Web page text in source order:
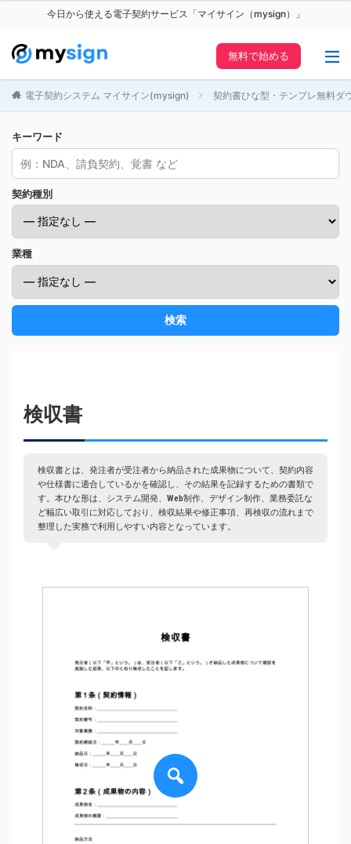
今日から使える電子契約サービス「マイサイン（mysign）」
無料で始める
電子契約システム マイサイン(mysign) 契約書ひな型・テンプレ無料ダ
キーワード
契約種別
業種
検索
検収書
検収書とは、発注者が受注者から納品された成果物について、契約内容
や仕様書に適合しているかを確認し、その結果を記録するための書類で
す。本ひな形は、システム開発、Web制作、デザイン制作、業務委託な
ど幅広い取引に対応しており、検収結果や修正事項、再検収の流れまで
整理した実務で利用しやすい内容となっています。